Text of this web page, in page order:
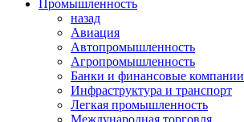
Промышленность
назад
Авиация
Автопромышленность
Агропромышленность
Банки и финансовые компании
Инфраструктура и транспорт
Легкая промышленность
Международная торговля